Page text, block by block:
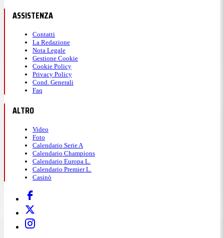
ASSISTENZA
Contatti
La Redazione
Nota Legale
Gestione Cookie
Cookie Policy
Privacy Policy
Cond. Generali
Faq
ALTRO
Video
Foto
Calendario Serie A
Calendario Champions
Calendario Europa L.
Calendario Premier L.
Casinò